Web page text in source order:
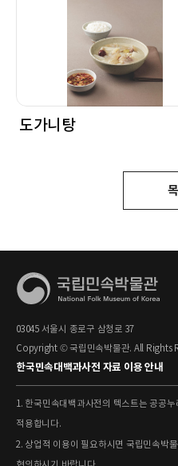
도가니탕
03045 서울시 종로구 삼청로 37
Copyright © 국립민속박물관. All Rights
한국민속대백과사전 자료 이용 안내
1. 한국민속대백과사전의 텍스트는 공공
적용합니다.
2. 상업적 이용이 필요하시면 국립민속박